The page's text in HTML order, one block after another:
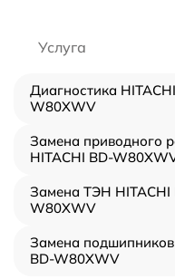
Услуга
Диагностика
W80XWV
Замена приводного
HITACHI BD-
Замена ТЭН HITACHI
W80XWV
Замена подшипников
BD-W80XWV